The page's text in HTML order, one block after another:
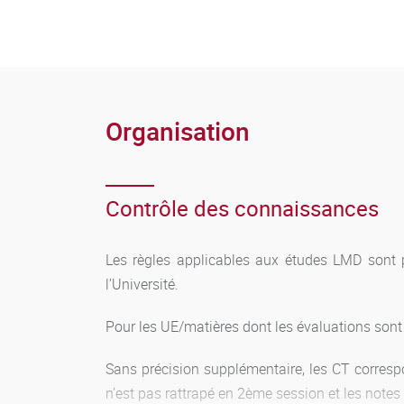
Organisation
Contrôle des connaissances
Les règles applicables aux études LMD
l’Université.
Pour les UE/matières dont les évaluations
Sans précision supplémentaire, les CT
n’est pas rattrapé en 2ème session et les